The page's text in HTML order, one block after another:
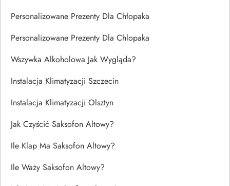
Personalizowane Prezenty Dla Chłopaka
Personalizowane Prezenty Dla Chlopaka
Wszywka Alkoholowa Jak Wygląda?
Instalacja Klimatyzacji Szczecin
Instalacja Klimatyzacji Olsztyn
Jak Czyścić Saksofon Altowy?
Ile Klap Ma Saksofon Altowy?
Ile Waży Saksofon Altowy?